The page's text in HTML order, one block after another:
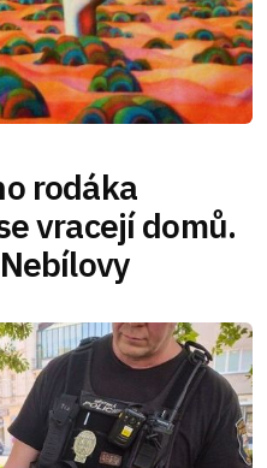
rodáka
vracejí domů.